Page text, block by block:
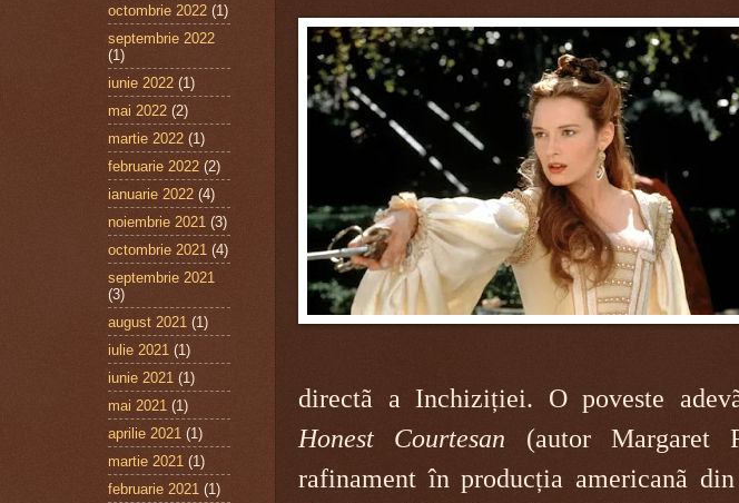
directã a Inchiziției. O poveste
Honest Courtesan (autor Margaret
rafinament în producția americanã
octombrie 2022 (1)
septembrie 2022
(1)
iunie 2022 (1)
mai 2022 (2)
martie 2022 (1)
februarie 2022 (2)
ianuarie 2022 (4)
noiembrie 2021 (3)
octombrie 2021 (4)
septembrie 2021
(3)
august 2021 (1)
iulie 2021 (1)
iunie 2021 (1)
mai 2021 (1)
aprilie 2021 (1)
martie 2021 (1)
februarie 2021 (1)